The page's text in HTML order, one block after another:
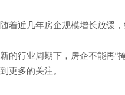
随着近几年房企规模增长放缓
新的行业周期下，房企不能再“
到更多的关注。